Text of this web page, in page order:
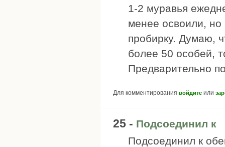
1-2 муравья
менее освоили,
пробирку. Думаю,
более 50 особей,
Предварительно
Для комментирования войдите или
25 - Подсоединил к
Подсоединил к